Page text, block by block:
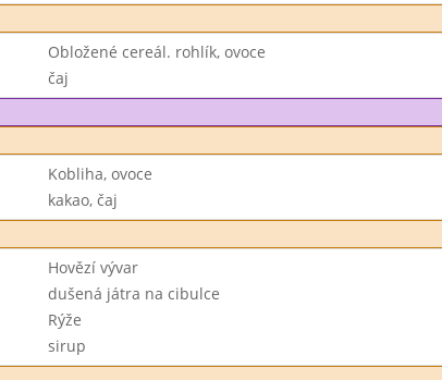
Obložené cereál. rohlík, ovoce
čaj
Kobliha, ovoce
kakao, čaj
Hovězí vývar
dušená játra na cibulce
Rýže
sirup